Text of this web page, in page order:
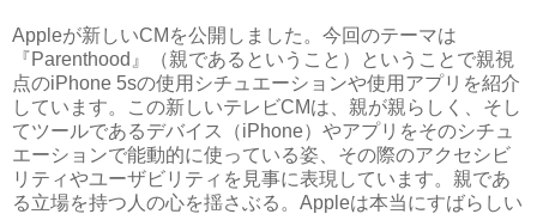
Appleが新しいCMを公開しました。今回のテーマは
『Parenthood』（親であるということ）ということで親視
点のiPhone 5sの使用シチュエーションや使用アプリを紹介
しています。この新しいテレビCMは、親が親らしく、そし
てツールであるデバイス（iPhone）やアプリをそのシチュ
エーションで能動的に使っている姿、その際のアクセシビ
リティやユーザビリティを見事に表現しています。親であ
る立場を持つ人の心を揺さぶる。Appleは本当にすばらしい